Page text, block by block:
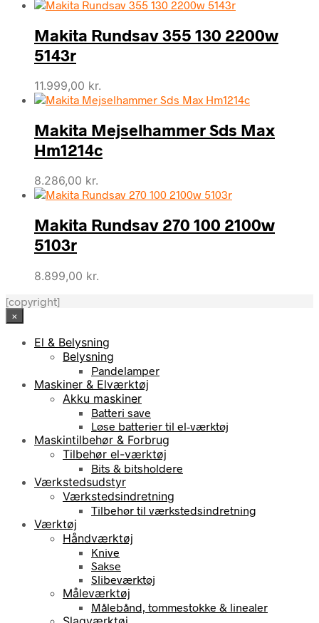
Makita Rundsav 355 130 2200w
5143r
11.999,00 kr.
Makita Mejselhammer Sds Max
Hm1214c
8.286,00 kr.
Makita Rundsav 270 100 2100w
5103r
8.899,00 kr.
[copyright]
×
El & Belysning
Belysning
Pandelamper
Maskiner & Elværktøj
Akku maskiner
Batteri save
Løse batterier til el-værktøj
Maskintilbehør & Forbrug
Tilbehør el-værktøj
Bits & bitsholdere
Værkstedsudstyr
Værkstedsindretning
Tilbehør til værkstedsindretning
Værktøj
Håndværktøj
Knive
Sakse
Slibeværktøj
Måleværktøj
Målebånd, tommestokke & linealer